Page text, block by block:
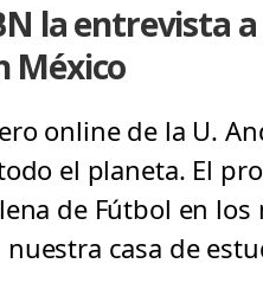
la entrevista
México
online de la U.
el planeta. El
de Fútbol en
casa de